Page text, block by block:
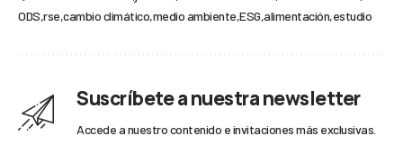
ODS rse cambio climático medio ambiente ESG alimentación estudio
Suscríbete a nuestra newsletter
Accede a nuestro contenido e invitaciones más exclusivas.